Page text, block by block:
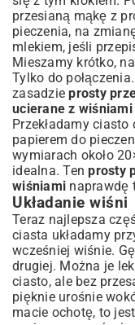
przesianą mąkę z
pieczenia, na
mlekiem, jeśli
Mieszamy krótko,
Tylko do
zasadzieprosty
ucierane z wiśniami
Przekładamy ciasto
papierem do
wymiarach około
idealna. Tenprosty
wiśniami naprawdę
Układanie wiśni
Teraz najlepsza
ciasta układamy
wcześniej wiśnie.
drugiej. Można je
ciasto, ale bez
pięknie urośnie
macie ochotę, to